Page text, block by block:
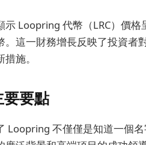
示 Loopring 代幣（LRC）價
。這一財務增長反映了投資者
施。
要點
Loopring 不僅僅是知道一個